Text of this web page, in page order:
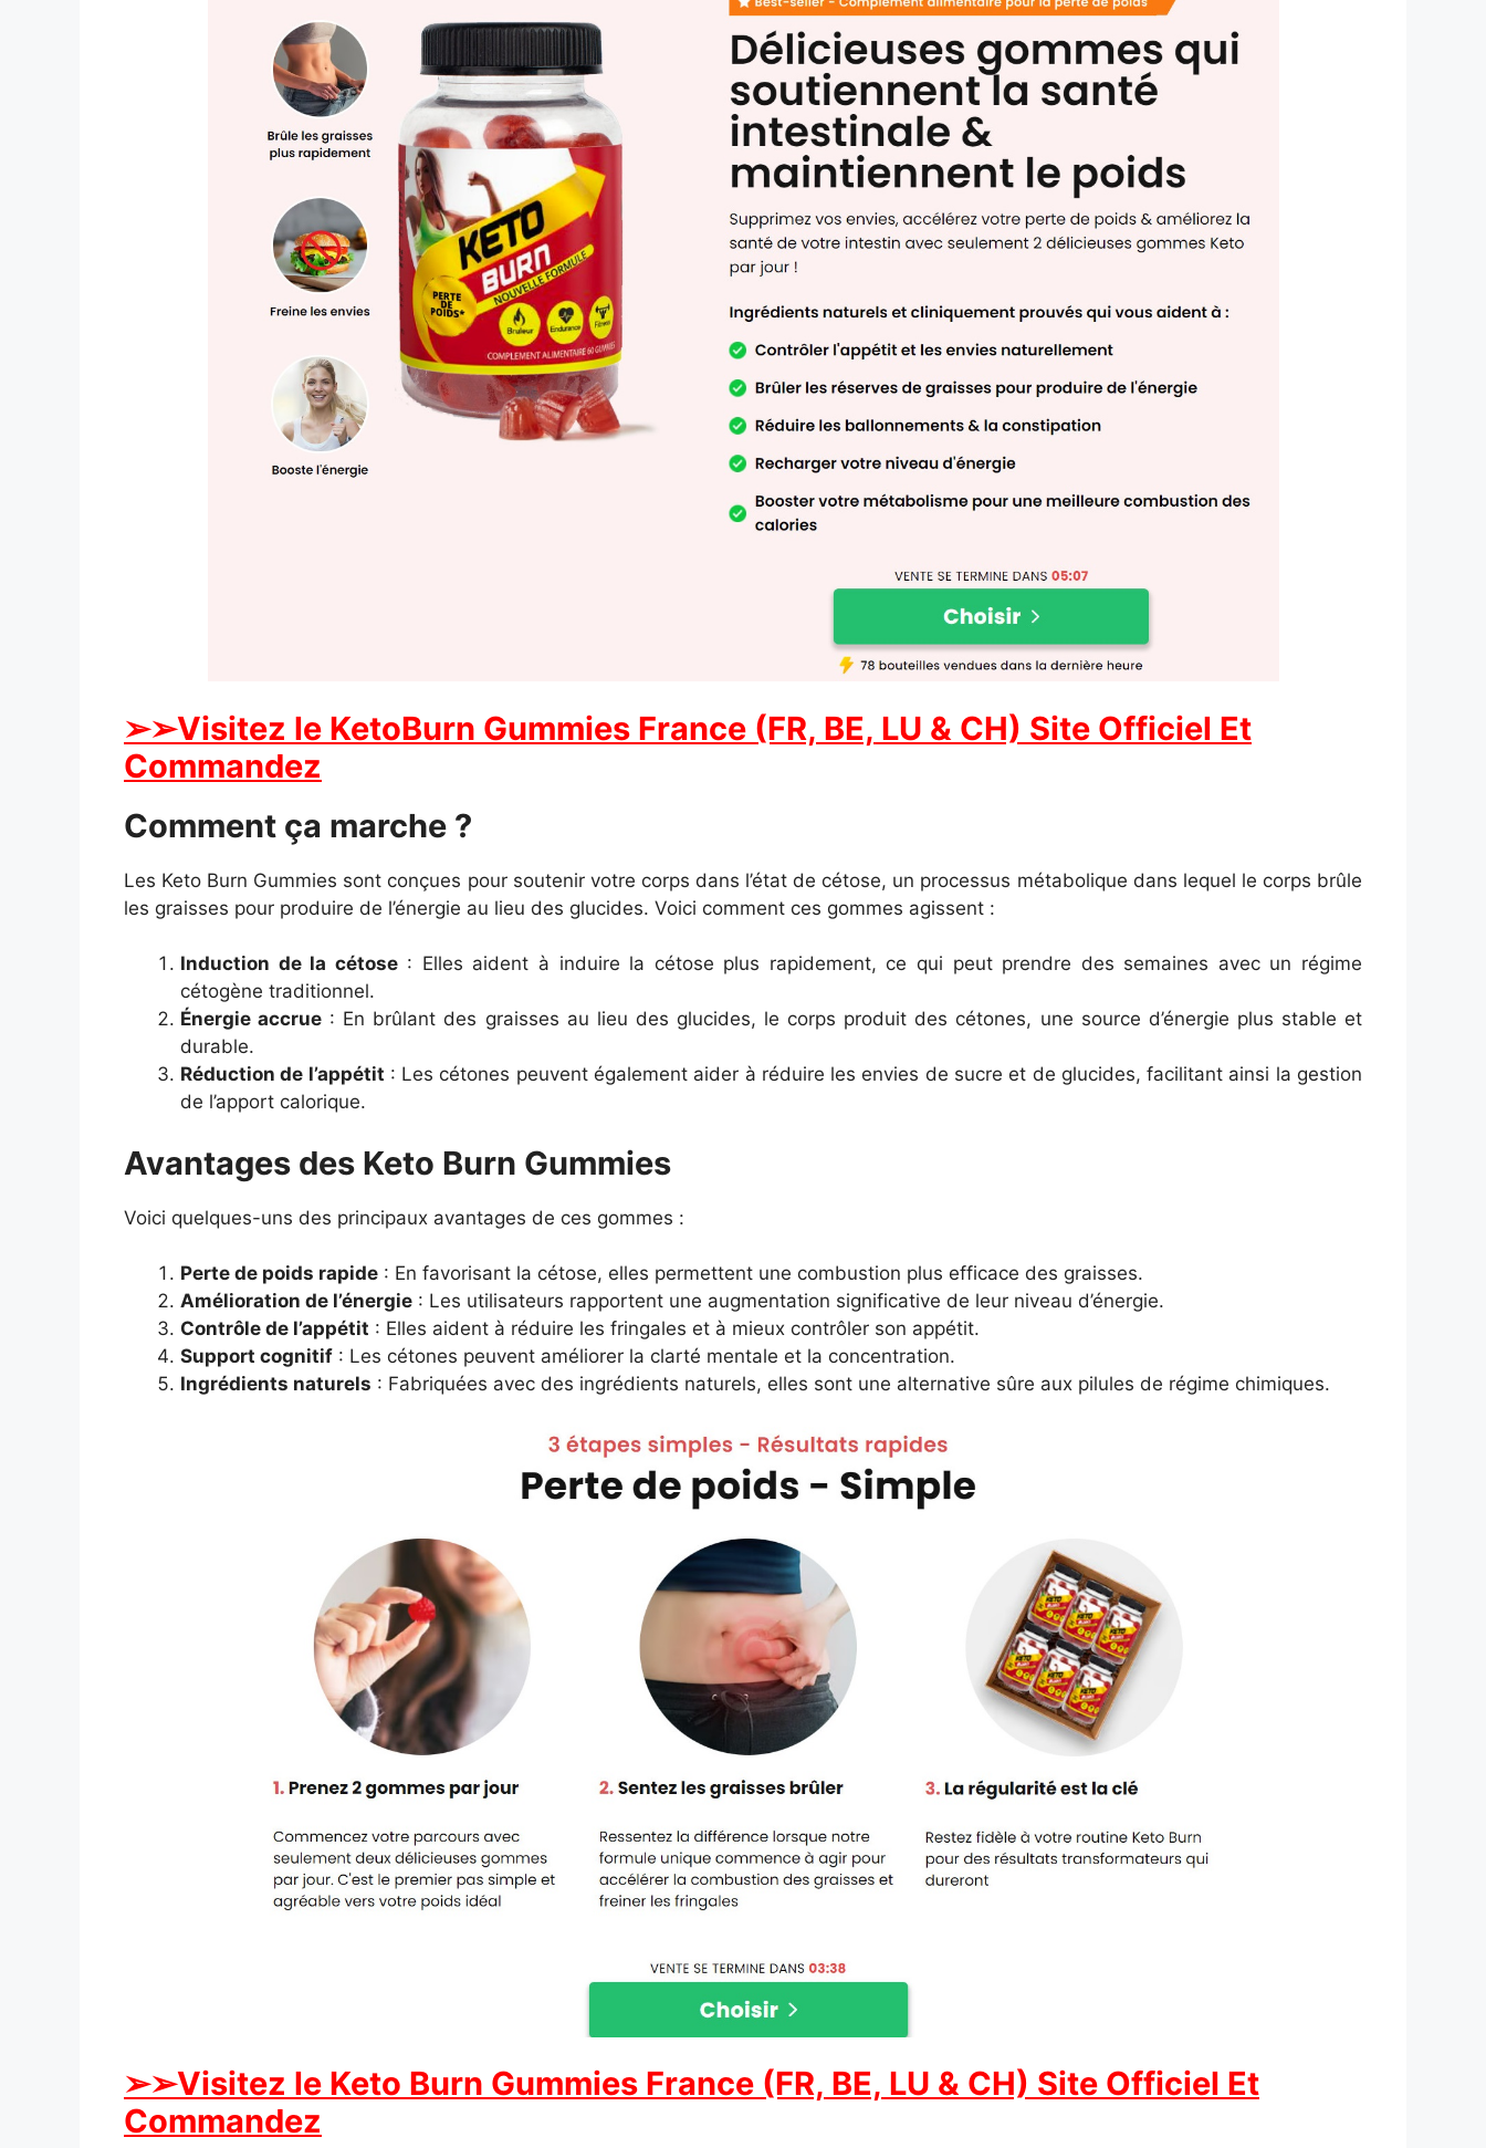
➢➢Visitez le KetoBurn Gummies France (FR, BE, LU & CH) Site Officiel Et
Commandez
Comment ça marche ?
Les Keto Burn Gummies sont conçues pour soutenir votre corps dans l’état de cétose, un processus métabolique dans lequel le corps brûle
les graisses pour produire de l’énergie au lieu des glucides. Voici comment ces gommes agissent :
Induction de la cétose: Elles aident à induire la cétose plus rapidement, ce qui peut prendre des semaines avec un régime
cétogène traditionnel.
Énergie accrue : En brûlant des graisses au lieu des glucides, le corps produit des cétones, une source d’énergie plus stable et
durable.
Réduction de l’appétit : Les cétones peuvent également aider à réduire les envies de sucre et de glucides, facilitant ainsi la gestion
de l’apport calorique.
Avantages des Keto Burn Gummies
Voici quelques-uns des principaux avantages de ces gommes :
Perte de poids rapide : En favorisant la cétose, elles permettent une combustion plus efficace des graisses.
Amélioration de l’énergie : Les utilisateurs rapportent une augmentation significative de leur niveau d’énergie.
Contrôle de l’appétit : Elles aident à réduire les fringales et à mieux contrôler son appétit.
Support cognitif : Les cétones peuvent améliorer la clarté mentale et la concentration.
Ingrédients naturels : Fabriquées avec des ingrédients naturels, elles sont une alternative sûre aux pilules de régime chimiques.
➢➢Visitez le Keto Burn Gummies France (FR, BE, LU & CH) Site Officiel Et
Commandez